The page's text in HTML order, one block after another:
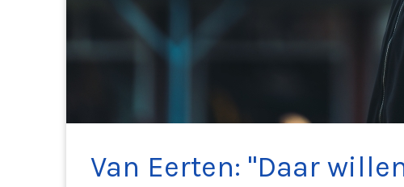
Van Eerten: "Daar